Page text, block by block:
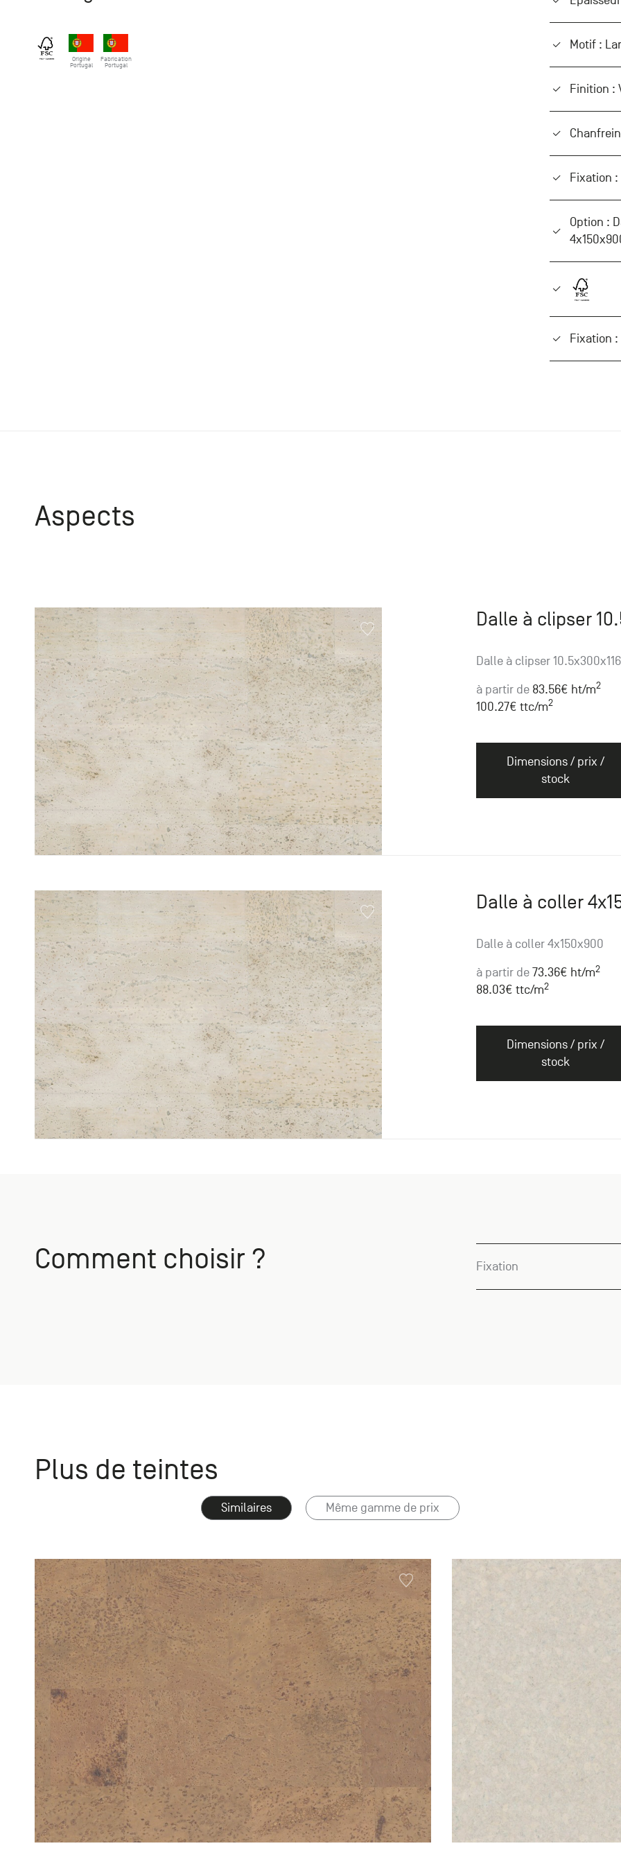
Origine
Portugal
Fabrication
Portugal
Motif :
Finition :
Fixation
Option :
Fixation
Aspects
Dalle à clipser
Dalle à clipser
à partir de 83.56€ ht/m2
100.27€ ttc/m2
Dimensions / prix /
stock
Dalle à coller
Dalle à coller 4x150x900
à partir de73.36€ ht/m2
88.03€ ttc/m2
Dimensions / prix /
stock
Comment choisir ? Fixation
Plus de teintes
Similaires Même gamme de prix